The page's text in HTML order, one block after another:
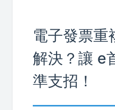
電子發票重
解決？讓 e
準支招！